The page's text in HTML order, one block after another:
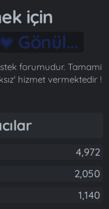
için
Gönül...
forumudur. Tamami
hizmet vermektedir !
4,972
2,050
1,140